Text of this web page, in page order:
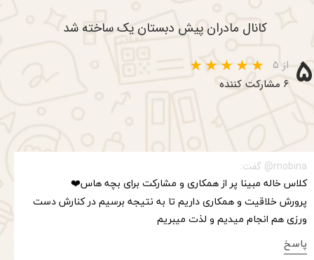
کانال مادران پیش دبستان یک ساخته شد
۵ از ۵
۶ مشارکت کننده
mobina@ گفت:
کلاس خاله مبینا پر از همکاری و مشارکت برای بچه هاس❤️
پرورش خلاقیت و همکاری داریم تا به نتیجه برسیم در کنارش دست
ورزی هم انجام میدیم و لذت میبریم
پاسخ